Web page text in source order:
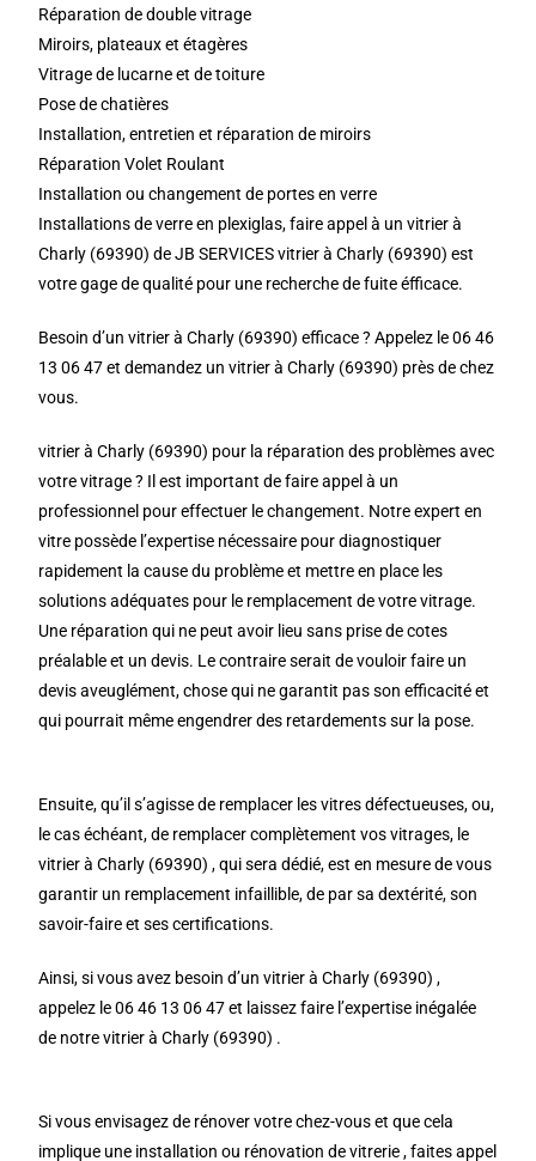
Réparation de double vitrage
Miroirs, plateaux et étagères
Vitrage de lucarne et de toiture
Pose de chatières
Installation, entretien et réparation de miroirs
Réparation Volet Roulant
Installation ou changement de portes en verre
Installations de verre en plexiglas, faire appel à un vitrier à
Charly (69390) de JB SERVICES vitrier à Charly (69390) est
votre gage de qualité pour une recherche de fuite éfficace.
Besoin d’un vitrier à Charly (69390) efficace ? Appelez le 06 46
13 06 47 et demandez un vitrier à Charly (69390) près de chez
vous.
vitrier à Charly (69390) pour la réparation des problèmes avec
votre vitrage ? Il est important de faire appel à un
professionnel pour effectuer le changement. Notre expert en
vitre possède l’expertise nécessaire pour diagnostiquer
rapidement la cause du problème et mettre en place les
solutions adéquates pour le remplacement de votre vitrage.
Une réparation qui ne peut avoir lieu sans prise de cotes
préalable et un devis. Le contraire serait de vouloir faire un
devis aveuglément, chose qui ne garantit pas son efficacité et
qui pourrait même engendrer des retardements sur la pose.
Ensuite, qu’il s’agisse de remplacer les vitres défectueuses, ou,
le cas échéant, de remplacer complètement vos vitrages, le
vitrier à Charly (69390) , qui sera dédié, est en mesure de vous
garantir un remplacement infaillible, de par sa dextérité, son
savoir-faire et ses certifications.
Ainsi, si vous avez besoin d’un vitrier à Charly (69390) ,
appelez le 06 46 13 06 47 et laissez faire l’expertise inégalée
de notre vitrier à Charly (69390) .
Si vous envisagez de rénover votre chez-vous et que cela
implique une installation ou rénovation de vitrerie , faites appel